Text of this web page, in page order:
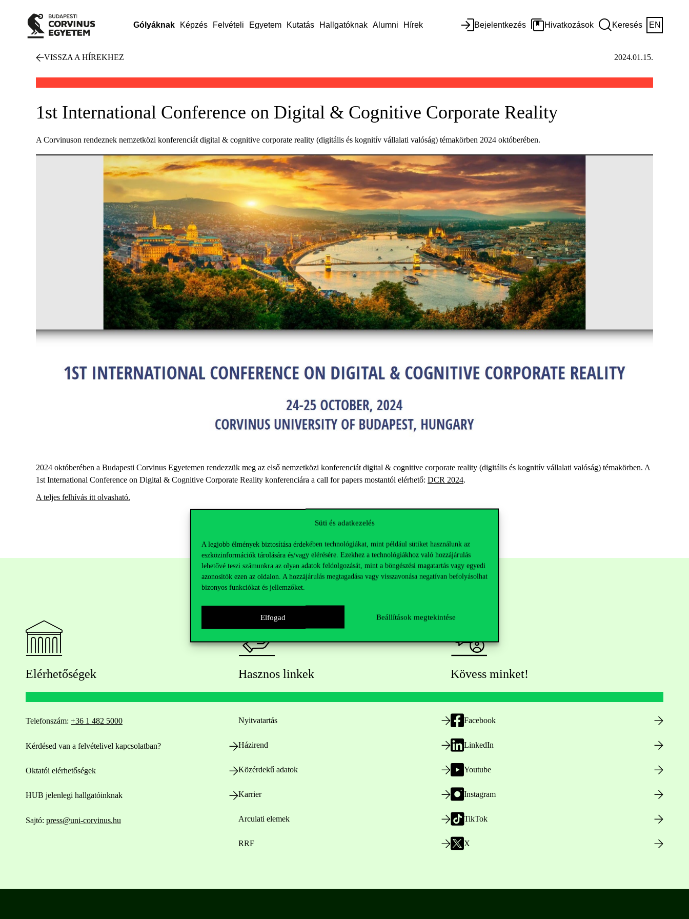
Süti és adatkezelés
A legjobb élmények biztosítása érdekében technológiákat, mint például sütiket használunk az
eszközinformációk tárolására és/vagy elérésére. Ezekhez a technológiákhoz való hozzájárulás
lehetővé teszi számunkra az olyan adatok feldolgozását, mint a böngészési magatartás vagy egyedi
azonosítók ezen az oldalon. A hozzájárulás megtagadása vagy visszavonása negatívan befolyásolhat
bizonyos funkciókat és jellemzőket.
Elfogad Beállítások megtekintése
Gólyáknak Képzés Felvételi Egyetem Kutatás Hallgatóknak Alumni Hírek Bejelentkezés Hivatkozások Keresés EN
VISSZA A HÍREKHEZ 2024.01.15.
1st International Conference on Digital & Cognitive Corporate Reality
A Corvinuson rendeznek nemzetközi konferenciát digital & cognitive corporate reality (digitális és kognitív vállalati valóság) témakörben 2024 októberében.
2024 októberében a Budapesti Corvinus Egyetemen rendezzük meg az első nemzetközi konferenciát digital & cognitive corporate reality (digitális és kognitív vállalati valóság) témakörben. A
1st International Conference on Digital & Cognitive Corporate Reality konferenciára a call for papers mostantól elérhető: DCR 2024.
A teljes felhívás itt olvasható.
Elérhetőségek
Telefonszám: +36 1 482 5000
Kérdésed van a felvételivel kapcsolatban?
Oktatói elérhetőségek
HUB jelenlegi hallgatóinknak
Sajtó: press@uni-corvinus.hu
Hasznos linkek
Nyitvatartás
Házirend
Közérdekű adatok
Karrier
Arculati elemek
RRF
Kövess minket!
Facebook
LinkedIn
Youtube
Instagram
TikTok
X